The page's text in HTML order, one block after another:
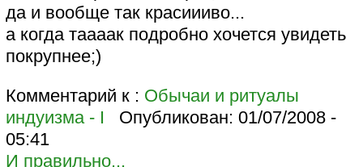
да и вообще так красиииво...
а когда таааак подробно хочется увидеть
покрупнее;)
Комментарий к : Обычаи и ритуалы
индуизма - I
Опубликован: 01/07/2008 -
05:41
И правильно...